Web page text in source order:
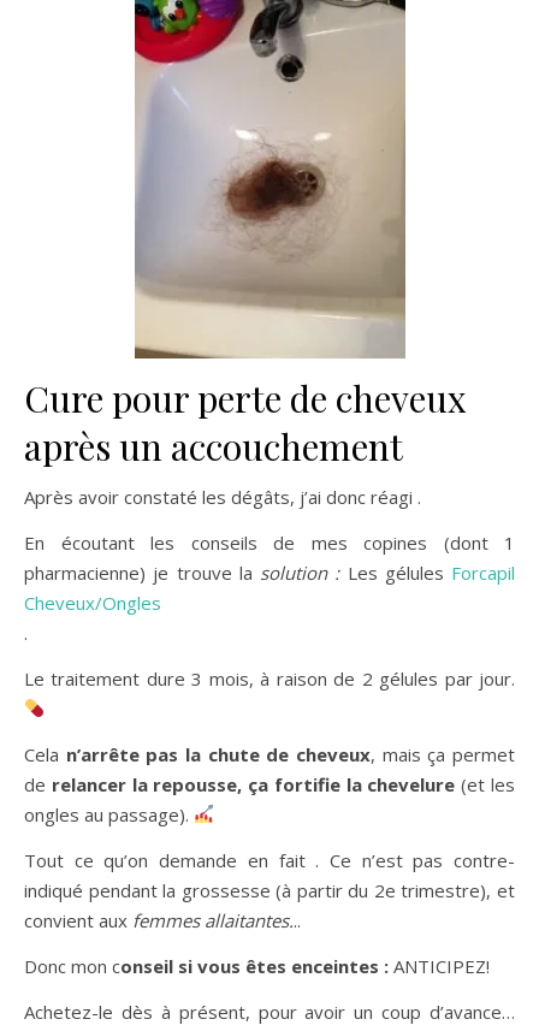
Cure pour perte de cheveux
après un accouchement
Après avoir constaté les dégâts, j’ai donc réagi .
En écoutant les conseils de mes copines (dont 1
pharmacienne) je trouve la solution :Les gélules Forcapil
Cheveux/Ongles
.
Le traitement dure 3 mois, à raison de 2 gélules par jour.
Cela n’arrête pas la chute de cheveux, mais ça permet
de relancer la repousse, ça fortifie la chevelure (et les
ongles au passage).
Tout ce qu’on demande en fait . Ce n’est pas contre-
indiqué pendant la grossesse (à partir du 2e trimestre), et
convient aux femmes allaitantes...
Donc mon conseil si vous êtes enceintes : ANTICIPEZ!
Achetez-le dès à présent, pour avoir un coup d’avance…